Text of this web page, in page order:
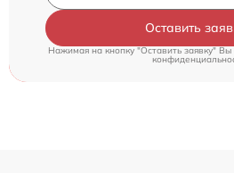
Оставить
Нажимая на кнопку "Оставить заявку"